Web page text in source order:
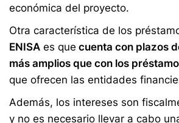
económica del proyecto.
Otra característica de los
ENISA es que cuenta con plazos
más amplios que con los
que ofrecen las entidades
Además, los intereses son
y no es necesario llevar a cabo